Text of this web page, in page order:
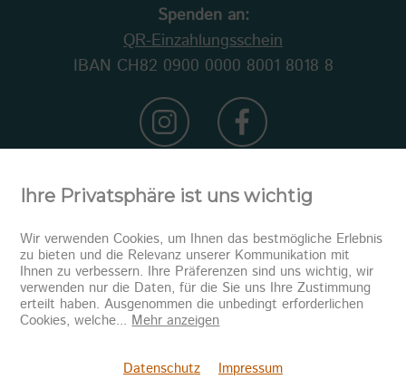
Spenden an:
QR-Einzahlungsschein
IBAN CH82 0900 0000 8001 8018 8
Newsletter abonnieren
Ihre Privatsphäre ist uns wichtig
Wir verwenden Cookies, um Ihnen das bestmögliche Erlebnis
zu bieten und die Relevanz unserer Kommunikation mit
Ihnen zu verbessern. Ihre Präferenzen sind uns wichtig, wir
verwenden nur die Daten, für die Sie uns Ihre Zustimmung
erteilt haben. Ausgenommen die unbedingt erforderlichen
Cookies, welche... Mehr anzeigen
Datenschutz Impressum